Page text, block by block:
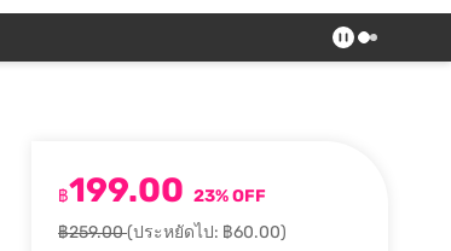
฿199.00 23% OFF
฿259.00(ประหยัดไป: ฿60.00)